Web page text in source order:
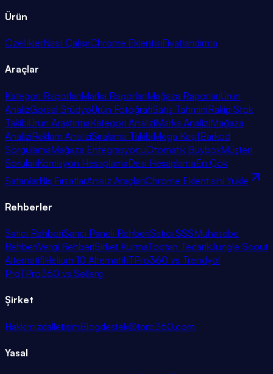
Ürün
ÖzelliklerNasıl ÇalışırChrome EklentisiFiyatlandırma
Araçlar
Kategori RaporlarıMarka RaporlarıMağaza RaporlarıÜrün
AnalizGörsel StüdyoÜrün FotoğrafıSatış TahminiRakip Stok
TakibiÜrün AraştırmaKategori AnaliziMarka AnaliziMağaza
AnaliziReklam AnaliziSıralama TakibiMega KeşifBarkod
SorgulamaMağaza EntegrasyonuOtomatik BuyboxMüşteri
SorularıKomisyon HesaplamaDesi HesaplamaEn Çok
SatanlarNiş FırsatlarAnaliz AraçlarıChrome Eklentisini Yükle
Rehberler
Satıcı RehberiSatıcı Paneli RehberiSatıcı SSSMuhasebe
RehberiVergi RehberiŞirket KurmaToptan TedarikJungle Scout
AlternatifiHelium 10 AlternatifiTPro360 vs Trendyol
ProTPro360 vs Sellerg
Şirket
HakkımızdaİletişimBlogdestek@tpro360.com
Yasal